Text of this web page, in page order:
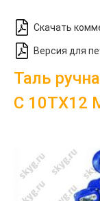
Скачать
Версия для
Таль
C 10ТХ12